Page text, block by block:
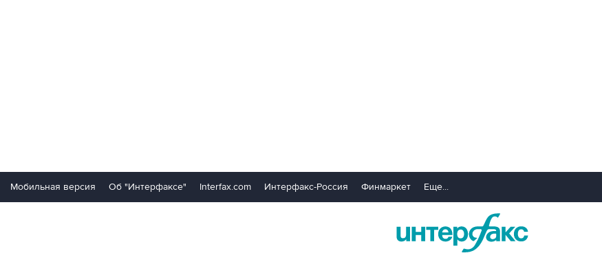
Мобильная версия Об "Интерфаксе" Interfax.com Интерфакс-Россия Финмаркет Еще...